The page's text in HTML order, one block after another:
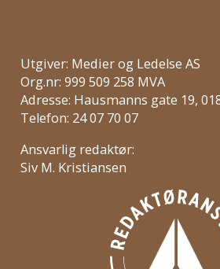
Utgiver: Medier og Ledelse AS
Org.nr: 999 509 258 MVA
Adresse: Hausmanns gate 19,
Telefon: 24 07 70 07
Ansvarlig redaktør:
Siv M. Kristiansen